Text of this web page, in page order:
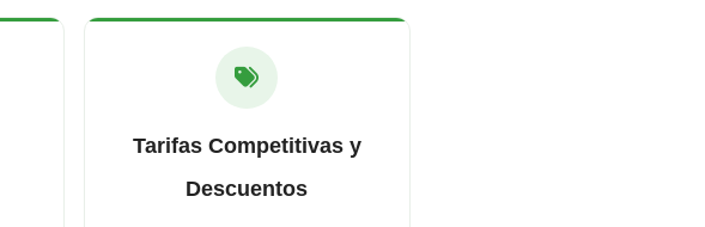
Tarifas Competitivas y
Descuentos